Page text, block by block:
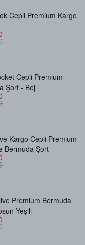
Cepli Premium Kargo
Cepli Premium
Şort - Bej
Kargo Cepli Premium
Bermuda Şort
Premium Bermuda
Yeşili